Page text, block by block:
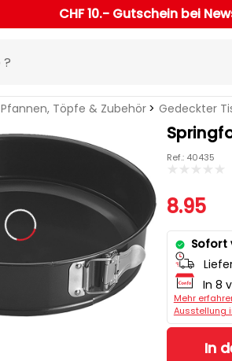
CHF 10.- Gutschein bei
Pfannen, Töpfe & Zubehör Gedeckter
Ref.: 40435
8.95
Sofort
In 8
Mehr
Ausstellung
In